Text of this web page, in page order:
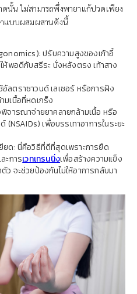
นั้น ไม่สามารถพึ่งพายาแก้ปวดเพียง
าแบบผสมผสานดังนี้
ปรับความสูงของเก้าอี้
ห้พอดีกับสรีระ นั่งหลังตรง เท้าสาง
ลตราซาวนด์ เลเซอร์ หรือการฝัง
มเนื้อที่หดเกร็ง
จารณาจ่ายยาคลายกล้ามเนื้อ หรือ
(NSAIDs) เพื่อบรรเทาอาการในระยะ
ยด: นี่คือวิธีที่ดีที่สุดเพราะการยืด
ะการเวทเทรนนิ่งเพื่อสร้างความแข็ง
ว จะช่วยป้องกันไม่ให้อาการกลับมา